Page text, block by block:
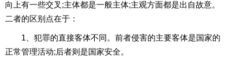
向上有一些交叉 ;主体都是一般主体;主观方面都是出自故意。
二者的区别点在于：
1、犯罪的直接客体不同。前者侵害的主要客体是国家的
正常管理活动;后者则是国家安全。